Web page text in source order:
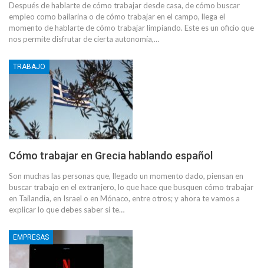
Después de hablarte de cómo trabajar desde casa, de cómo buscar
empleo como bailarina o de cómo trabajar en el campo, llega el
momento de hablarte de cómo trabajar limpiando. Este es un oficio que
nos permite disfrutar de cierta autonomía,…
TRABAJO
Cómo trabajar en Grecia hablando español
Son muchas las personas que, llegado un momento dado, piensan en
buscar trabajo en el extranjero, lo que hace que busquen cómo trabajar
en Tailandia, en Israel o en Mónaco, entre otros; y ahora te vamos a
explicar lo que debes saber si te…
EMPRESAS